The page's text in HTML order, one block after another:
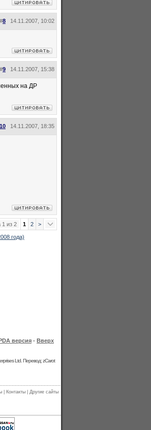
#8 14.11.2007, 10:02
#9 14.11.2007, 15:38
на ДР
10 14.11.2007, 18:35
1 из 2 1 2 >
года)
версия - Вверх
Ltd. Перевод: zCarot
Контакты Другие сайты